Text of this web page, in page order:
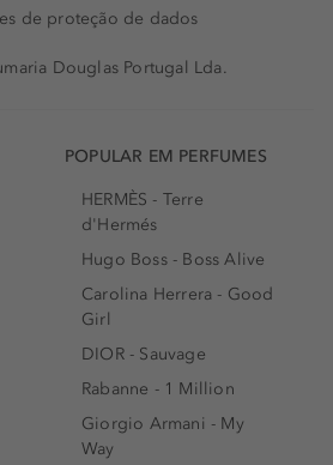
de proteção de dados
Douglas Portugal Lda.
POPULAR EM PERFUMES
HERMÈS - Terre
d'Hermés
Hugo Boss - Boss Alive
Carolina Herrera - Good
Girl
DIOR - Sauvage
Rabanne - 1 Million
Giorgio Armani - My
Way